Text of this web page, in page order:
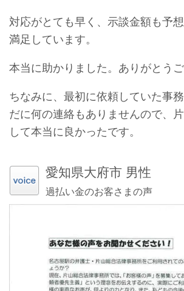
対応がとても早く、示談金額も予
満足しています。
本当に助かりました。ありがとうご
ちなみに、最初に依頼していた事
だに何の連絡もありませんので、
して本当に良かったです。
愛知県大府市 男性
過払い金のお客さまの声